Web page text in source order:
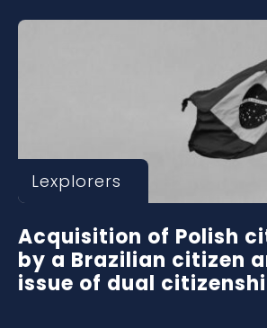
Lexplorers
Acquisition of Polish
by a Brazilian citizen
issue of dual